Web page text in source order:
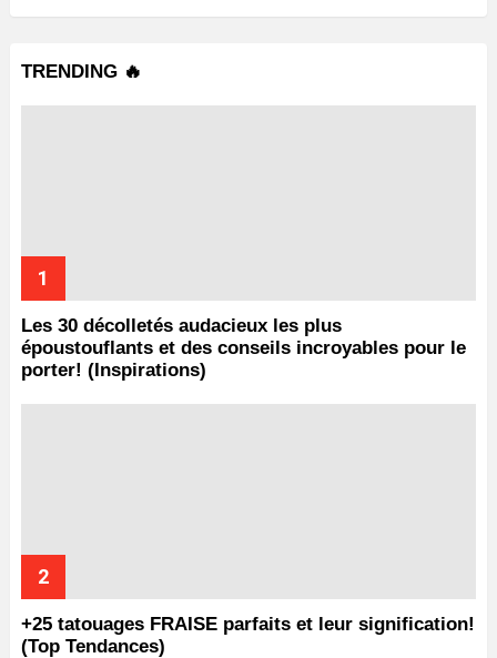
TRENDING 🔥
Les 30 décolletés audacieux les plus
époustouflants et des conseils incroyables pour le
porter! (Inspirations)
+25 tatouages ​​FRAISE parfaits et leur signification!
(Top Tendances)